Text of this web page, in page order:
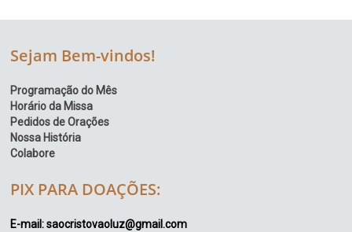
Sejam Bem-vindos!
Programação do Mês
Horário da Missa
Pedidos de Orações
Nossa História
Colabore
PIX PARA DOAÇÕES:
E-mail: saocristovaoluz@gmail.com